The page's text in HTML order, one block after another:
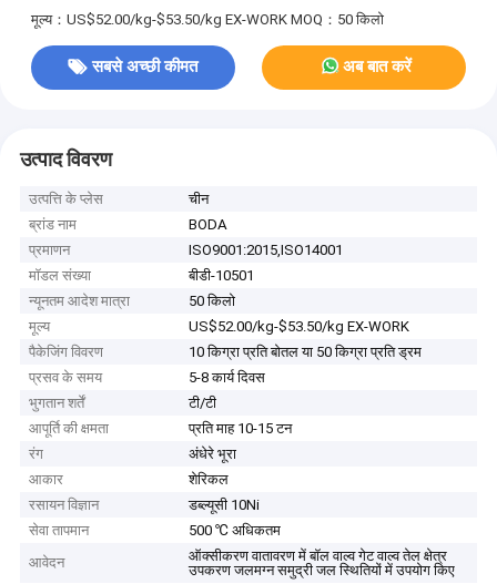
बराबर
मूल्य：US$52.00/kg-$53.50/kg EX-WORK MOQ：50 किलो
सबसे अच्छी कीमत अब बात करें
उत्पाद विवरण
उत्पत्ति के प्लेस
चीन
ब्रांड नाम
BODA
प्रमाणन
ISO9001:2015,ISO14001
मॉडल संख्या
बीडी-10501
न्यूनतम आदेश मात्रा
50 किलो
मूल्य
US$52.00/kg-$53.50/kg EX-WORK
पैकेजिंग विवरण
10 किग्रा प्रति बोतल या 50 किग्रा प्रति ड्रम
प्रसव के समय
5-8 कार्य दिवस
भुगतान शर्तें
टी/टी
आपूर्ति की क्षमता
प्रति माह 10-15 टन
रंग
अंधेरे भूरा
आकार
शेरिकल
रसायन विज्ञान
डब्ल्यूसी 10Ni
सेवा तापमान
500 ℃ अधिकतम
आवेदन
ऑक्सीकरण वातावरण में बॉल वाल्व गेट वाल्व तेल क्षेत्र
उपकरण जलमग्न समुद्री जल स्थितियों में उपयोग किए